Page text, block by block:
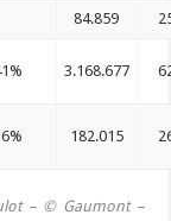
84.859
3.168.677
182.015
– © Gaumont –